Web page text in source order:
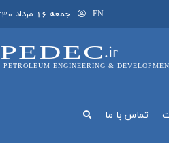
EN جمعه 16 مرداد 1405/5:55:30
PEDEC.ir
PETROLEUM ENGINEERING &
تماس با ما